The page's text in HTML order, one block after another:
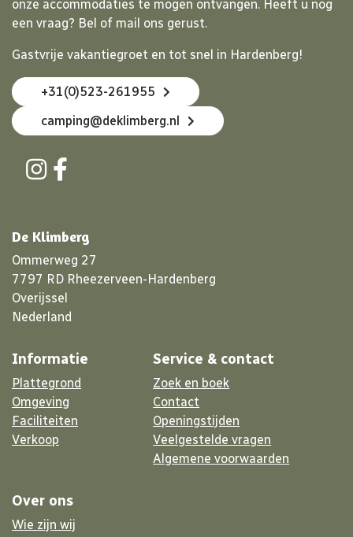
onze accommodaties te mogen ontvangen. Heeft u nog
een vraag? Bel of mail ons gerust.
Gastvrije vakantiegroet en tot snel in Hardenberg!
+31(0)523-261955
camping@deklimberg.nl
De Klimberg
Ommerweg 27
7797 RD Rheezerveen-Hardenberg
Overijssel
Nederland
Informatie
Plattegrond
Omgeving
Faciliteiten
Verkoop
Service & contact
Zoek en boek
Contact
Openingstijden
Veelgestelde vragen
Algemene voorwaarden
Over ons
Wie zijn wij